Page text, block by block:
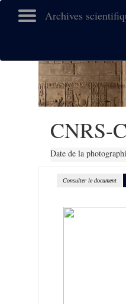
Archives
CNRS-
Date de la
Consulter le document